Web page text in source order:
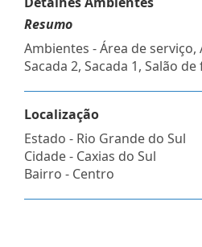
Resumo
Ambientes - Área de serviço,
Sacada 2, Sacada 1, Salão de
Localização
Estado - Rio Grande do Sul
Cidade - Caxias do Sul
Bairro - Centro